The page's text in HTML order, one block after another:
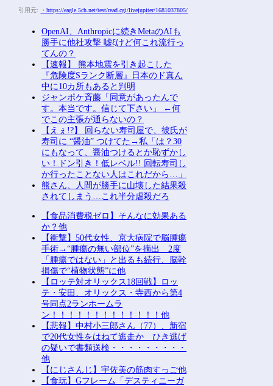
引用元: ・https://eagle.5ch.net/test/read.cgi/livejupiter/1681037805/
OpenAI、Anthropicに続きMetaのAIも
勝手に他社攻撃 嘘ξけど何これ流行っ
てんの？
【速報】 熊本地震を引き起こした
『危険度Sランク断層』日本のド真ん
中に10カ所もあると判明
ジャンポケ斉藤「同意があったんで
す。本当です。信じて下さい」 ←何
でこの主張が通らないの？
【えぇ!?】 回らない寿司屋で、彼氏が
寿司に “醤油” つけてた→私「は？30
にもなって、醤油つけるとか恥ずかし
い！ドン引き！低レベル!! 回転寿司し
か行ったことない人はこれだから…」
熊さん、人間が勝手に山壊した結果殺
されてしまう…これ半分虐殺だろ
【食品消費税ゼロ】そんなに効果ある
か？他
【衝撃】50代女性、京大病院で脳腫瘍
手術→“腫瘍の無い部位”を摘出 2度
「腫瘍ではない」と出るも続行、脳幹
損傷で“植物状態”に他
【ロッテ対オリックス18回戦】ロッ
テ・安田、オリックス・寺西から第4
号同点2ランホームラ
ン！！！！！！！！！！！！！他
【悲報】中村小三郎さん（77）、新宿
で20代女性をはねて逃走か ひき逃げ
の疑いで書類送検・・・・・・・・・
他
【にじさんじ】宇佐美の筋肉すっご他
【食玩】Gフレーム「デスティニーガ